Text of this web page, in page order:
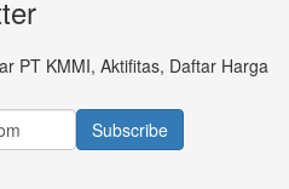
PT KMMI, Aktifitas, Daftar Harga